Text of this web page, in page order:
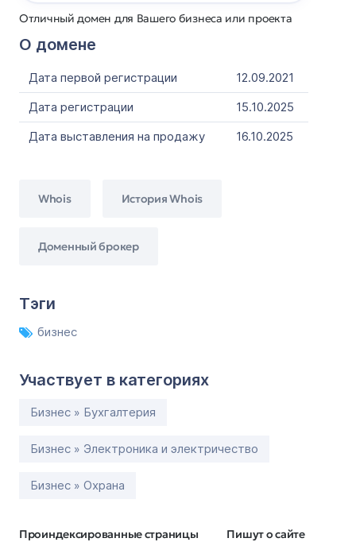
Отличный домен для Вашего бизнеса или проекта
О домене
Дата первой регистрации
12.09.2021
Дата регистрации
15.10.2025
Дата выставления на продажу
16.10.2025
Whois История Whois
Доменный брокер
Тэги
бизнес
Участвует в категориях
Бизнес » Бухгалтерия
Бизнес » Электроника и электричество
Бизнес » Охрана
Проиндексированные страницы Пишут о сайте